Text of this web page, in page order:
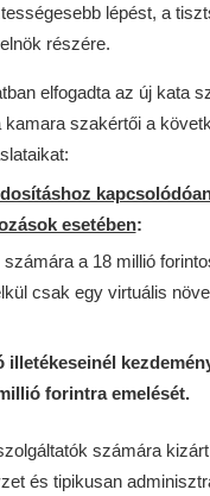
lépést, a
részére.
elfogadta az új kata
kamara szakértői a
esetében:
a 18 millió
csak egy virtuális
illetékeseinél
forintra emelését.
számára
és tipikusan